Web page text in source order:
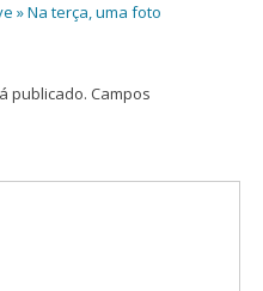
» Na terça, uma foto
publicado. Campos